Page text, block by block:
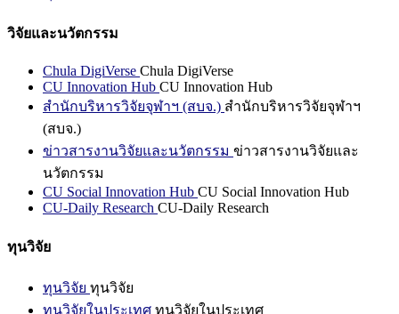
วิจัยและนวัตกรรม
Chula DigiVerse Chula DigiVerse
CU Innovation Hub CU Innovation Hub
สำนักบริหารวิจัยจุฬาฯ (สบจ.) สำนักบริหารวิจัยจุฬาฯ
(สบจ.)
ข่าวสารงานวิจัยและนวัตกรรม ข่าวสารงานวิจัยและ
นวัตกรรม
CU Social Innovation Hub CU Social Innovation Hub
CU-Daily Research CU-Daily Research
ทุนวิจัย
ทุนวิจัย ทุนวิจัย
ทุนวิจัยในประเทศ ทุนวิจัยในประเทศ